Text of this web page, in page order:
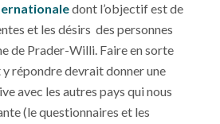
dont l’objectif est de
et les désirs des personnes
de Prader-Willi. Faire en sorte
répondre devrait donner une
avec les autres pays qui nous
(le questionnaires et les